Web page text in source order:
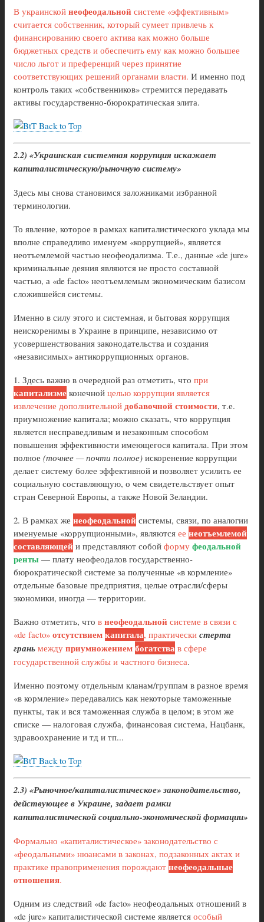
В украинской неофеодальной системе «эффективным»
считается собственник, который сумеет привлечь к
финансированию своего актива как можно больше
бюджетных средств и обеспечить ему как можно большее
число льгот и преференций через принятие
соответствующих решений органами власти. И именно под
контроль таких «собственников» стремится передавать
активы государственно-бюрократическая элита.
Back to Top
2.2) «Украинская системная коррупция искажает
капиталистическую/рыночную систему»
Здесь мы снова становимся заложниками избранной
терминологии.
То явление, которое в рамках капиталистического уклада мы
вполне справедливо именуем «коррупцией», является
неотъемлемой частью неофеодализма. Т.е., данные «de jure»
криминальные деяния являются не просто составной
частью, а «de facto» неотъемлемым экономическим базисом
сложившейся системы.
Именно в силу этого и системная, и бытовая коррупция
неискоренимы в Украине в принципе, независимо от
усовершенствования законодательства и создания
«независимых» антикоррупционных органов.
1. Здесь важно в очередной раз отметить, что при
капитализме конечной целью коррупции является
извлечение дополнительной добавочной стоимости, т.е.
приумножение капитала; можно сказать, что коррупция
является несправедливым и незаконным способом
повышения эффективности имеющегося капитала. При этом
полное (точнее — почти полное) искоренение коррупции
делает систему более эффективной и позволяет усилить ее
социальную составляющую, о чем свидетельствует опыт
стран Северной Европы, а также Новой Зеландии.
2. В рамках же неофеодальной системы, связи, по аналогии
именуемые «коррупционными», являются ее неотъемлемой
составляющей и представляют собой форму феодальной
ренты — плату неофеодалов государственно-
бюрократической системе за полученные «в кормление»
отдельные базовые предприятия, целые отрасли/сферы
экономики, иногда — территории.
Важно отметить, что в неофеодальной системе в связи с
«de facto» отсутствиемкапитала, практически стерта
грань между приумножениембогатства в сфере
государственной службы и частного бизнеса.
Именно поэтому отдельным кланам/группам в разное время
«в кормление» передавались как некоторые таможенные
пункты, так и вся таможенная служба в целом; в этом же
списке — налоговая служба, финансовая система, Нацбанк,
здравоохранение и тд и тп...
Back to Top
2.3) «Рыночное/капиталистическое» законодательство,
действующее в Украине, задает рамки
капиталистической социально-экономической формации»
Формально «капиталистическое» законодательство с
«феодальными» нюансами в законах, подзаконных актах и
практике правоприменения порождают неофеодальные
отношения.
Одним из следствий «de facto» неофеодальных отношений в
«de jure» капиталистической системе является особый